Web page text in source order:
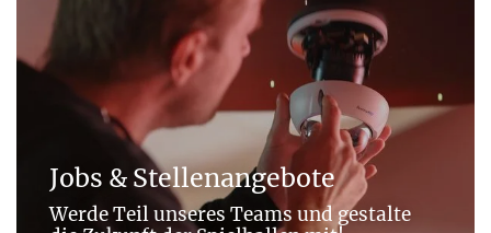
Jobs & Stellen­angebote
Werde Teil unseres Teams und gestalte